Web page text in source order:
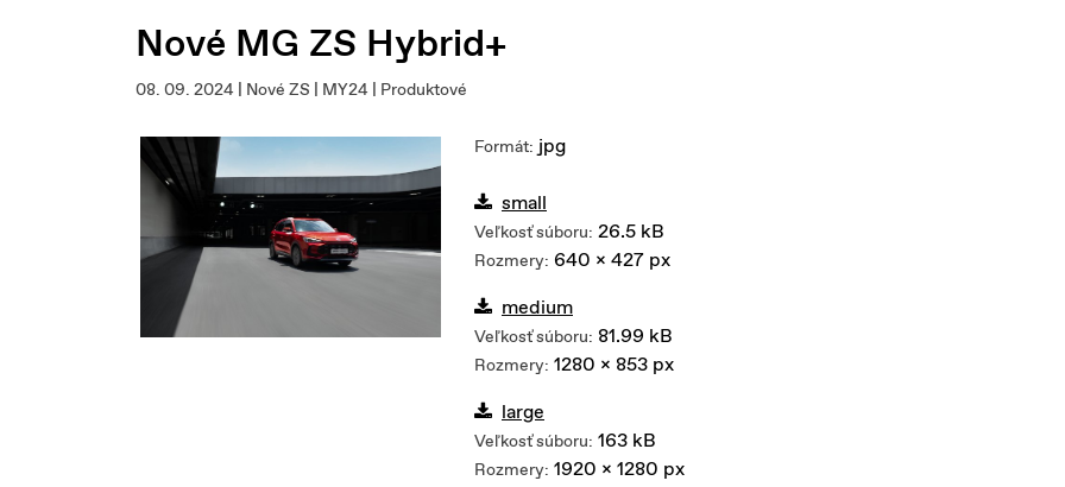
Nové MG ZS Hybrid+
08. 09. 2024 | Nové ZS | MY24 | Produktové
Formát: jpg
small
Veľkosť súboru: 26.5 kB
Rozmery: 640 x 427 px
medium
Veľkosť súboru: 81.99 kB
Rozmery: 1280 x 853 px
large
Veľkosť súboru: 163 kB
Rozmery: 1920 x 1280 px